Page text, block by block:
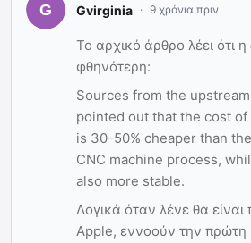
Gvirginia 9 χρόνια πριν
Το αρχικό άρθρο λέει ότι η
φθηνότερη:
Sources from the
pointed out that the cost
is 30-50% cheaper than
CNC machine process,
also more stable.
Λογικά όταν λένε θα είναι
Apple, εννοούν την πρώτη